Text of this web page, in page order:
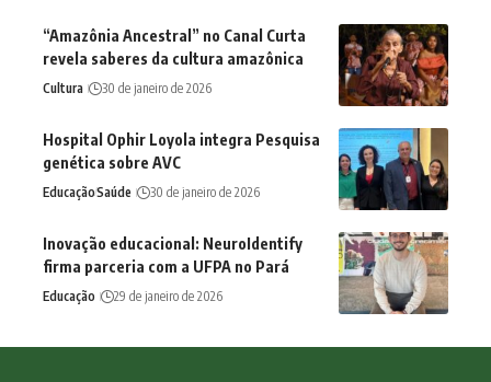
“Amazônia Ancestral” no Canal Curta
revela saberes da cultura amazônica
Cultura 30 de janeiro de 2026
Hospital Ophir Loyola integra Pesquisa
genética sobre AVC
EducaçãoSaúde 30 de janeiro de 2026
Inovação educacional: NeuroIdentify
firma parceria com a UFPA no Pará
Educação 29 de janeiro de 2026